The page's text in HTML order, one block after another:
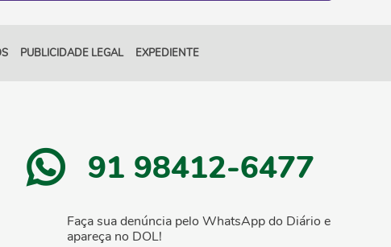
PUBLICIDADE LEGAL EXPEDIENTE
91 98412-6477
Faça sua denúncia pelo WhatsApp do Diário e
apareça no DOL!